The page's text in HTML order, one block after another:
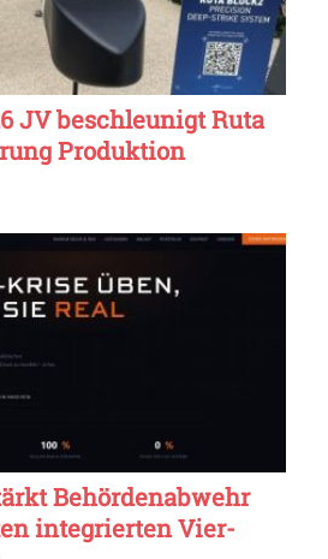
JV beschleunigt Ruta
Produktion
Behördenabwehr
integrierten Vier-